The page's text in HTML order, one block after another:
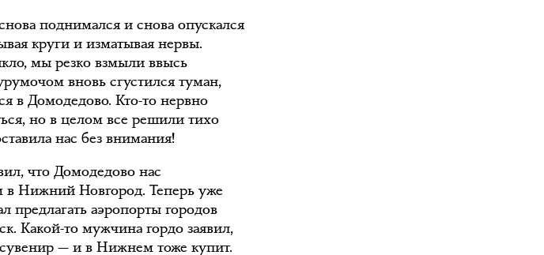
поднимался и снова опускался
круги и изматывая нервы.
мы резко взмыли ввысь
вновь сгустился туман,
в Домодедово. Кто-то нервно
но в целом все решили тихо
нас без внимания!
что Домодедово нас
Нижний Новгород. Теперь уже
предлагать аэропорты городов
Какой-то мужчина гордо заявил,
— и в Нижнем тоже купит.